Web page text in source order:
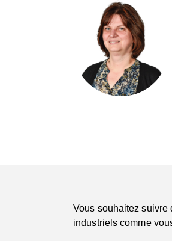
Vous souhaitez suivre
industriels comme